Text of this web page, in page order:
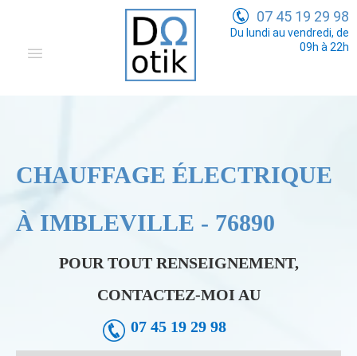
07 45 19 29 98
Du lundi au vendredi, de
09h à 22h
CHAUFFAGE ÉLECTRIQUE
À IMBLEVILLE - 76890
POUR TOUT RENSEIGNEMENT,
CONTACTEZ-MOI AU
07 45 19 29 98